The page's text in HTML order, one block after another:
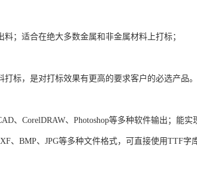
；适合在绝大多数金属和非金属材料上打标；
标，是对打标效果有更高的要求客户的必选产品
、CorelDRAW、Photoshop等多种软件输出；能实
、BMP、JPG等多种文件格式，可直接使用TTF字